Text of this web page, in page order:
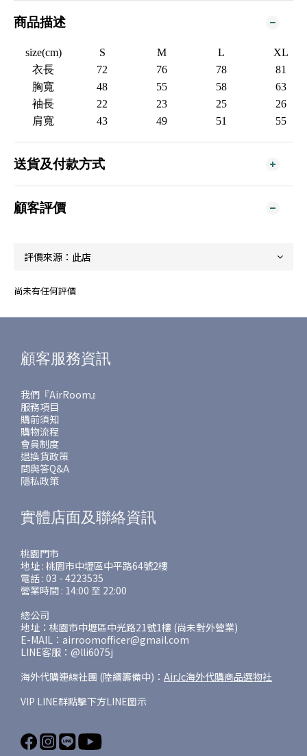
商品描述
size(cm) S M L
XL
衣長
72 76 78
81
胸寬
48 55 58
63
袖長
22 23 25
26
肩寬
43 49 51 55
送貨及付款方式
顧客評價
尚未有任何評價
顧客服務資訊
我們『AirRoom』
服務項目
購前須知
購物流程
會員制度
退換貨政策
問與答Q&A
隱私政策
實體店面及聯絡資訊
桃園門市
地址 : 桃園市中壢區中平路64號2樓
電話 : 03 - 4223535
營業時間 : 14:00 至 22:00
總公司
地址：桃園市中壢區中光路21號1樓 (尚未對外營業)
E-MAIL：airroomofficer@gmail.com
LINE客服：@lli6075j
海外代購連線社團 (陸續籌備中)： AirJc海外代購商品選物社
VIP LINE群點擊下方LINE圖示